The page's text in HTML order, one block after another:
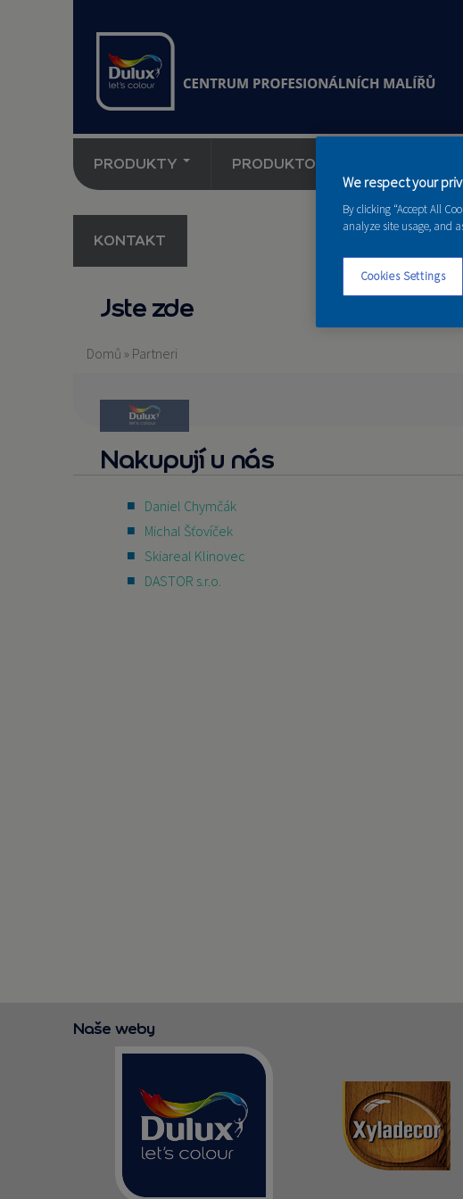
PRODUKTY PRODUKTOVÉ NOVINKY
KONTAKT
Jste zde
Domů » Partneri
Nakupují u nás
Daniel Chymčák
Michal Šťovíček
Skiareal Klinovec
DASTOR s.r.o.
Naše weby
We respect your
By clicking “Accept All
analyze site usage, and
Cookies Settings